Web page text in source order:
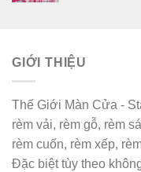
GIỚI THIỆU
Thế Giới Màn Cửa -
rèm vải, rèm gỗ, rèm
rèm cuốn, rèm xếp,
Đặc biệt tùy theo